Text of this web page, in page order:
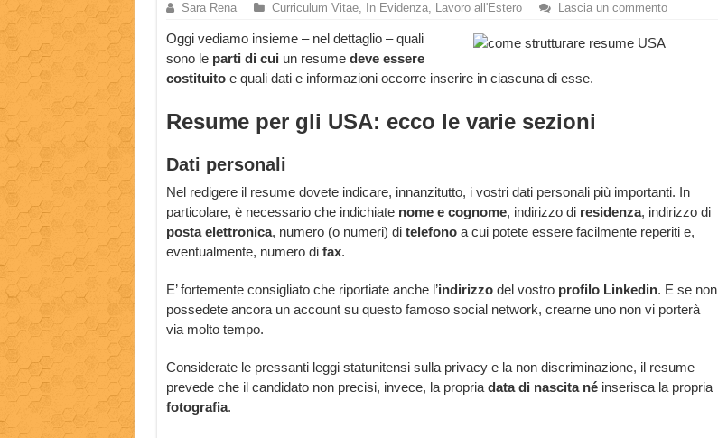
Sara Rena Curriculum Vitae, In Evidenza, Lavoro all'Estero Lascia un commento
Oggi vediamo insieme – nel dettaglio – quali
sono leparti di cui un resume deve essere
costituitoe quali dati e informazioni occorre inserire in ciascuna di esse.
Resume per gli USA: ecco le varie sezioni
Dati personali
Nel redigere il resume dovete indicare, innanzitutto, i vostri dati personali più importanti. In
particolare, è necessario che indichiate nome e cognome, indirizzo diresidenza, indirizzo di
posta elettronica, numero (o numeri) di telefonoa cui potete essere facilmente reperiti e,
eventualmente, numero difax.
E’ fortemente consigliato che riportiate anche l’indirizzodel vostro profilo Linkedin. E se non
possedete ancora un account su questo famoso social network, crearne uno non vi porterà
via molto tempo.
Considerate le pressanti leggi statunitensi sulla privacy e la non discriminazione, il resume
prevede che il candidato non precisi, invece, la propria data di nascita néinserisca la propria
fotografia.